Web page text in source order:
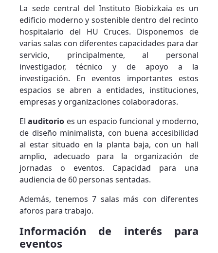
La sede central del Instituto Biobizkaia es un
edificio moderno y sostenible dentro del recinto
hospitalario del HU Cruces. Disponemos de
varias salas con diferentes capacidades para dar
servicio, principalmente, al personal
investigador, técnico y de apoyo a la
investigación. En eventos importantes estos
espacios se abren a entidades, instituciones,
empresas y organizaciones colaboradoras.
Elauditorio es un espacio funcional y moderno,
de diseño minimalista, con buena accesibilidad
al estar situado en la planta baja, con un hall
amplio, adecuado para la organización de
jornadas o eventos. Capacidad para una
audiencia de 60 personas sentadas.
Además, tenemos 7 salas más con diferentes
aforos para trabajo.
Información de interés para
eventos